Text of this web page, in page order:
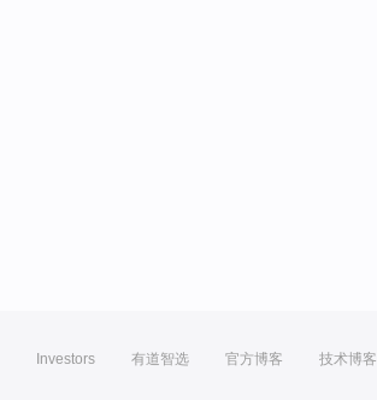
Investors 有道智选 官方博客 技术博客